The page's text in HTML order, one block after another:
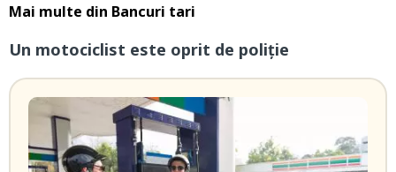
Mai multe din Bancuri tari
Un motociclist este oprit de poliție